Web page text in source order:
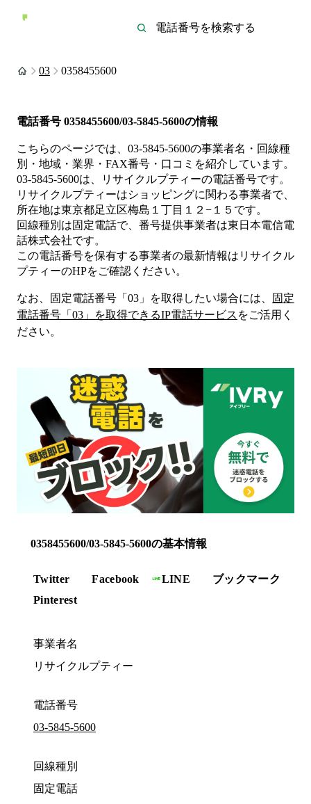
03 0358455600
電話番号 0358455600/03-5845-5600の情報
こちらのページでは、 03-5845-5600の事業者名・回線種
別・地域・業界・FAX番号・口コミを紹介しています。
03-5845-5600は、 リサイクルプティーの電話番号です。
リサイクルプティーはショッピングに関わる事業者で、
所在地は東京都足立区梅島１丁目１２−１５ です。
回線種別は固定電話で、番号提供事業者は東日本電信電
話株式会社です。
この電話番号を保有する事業者の最新情報は リサイクル
プティーのHPをご確認ください。
なお、固定電話番号「 03 」を取得したい場合には、
固定
電話番号「 03 」を取得できるIP電話サービス をご活用く
ださい。
0358455600/03-5845-5600の基本情報
Twitter Facebook LINE
ブックマーク
Pinterest
事業者名
リサイクルプティー
電話番号
03-5845-5600
回線種別
固定電話